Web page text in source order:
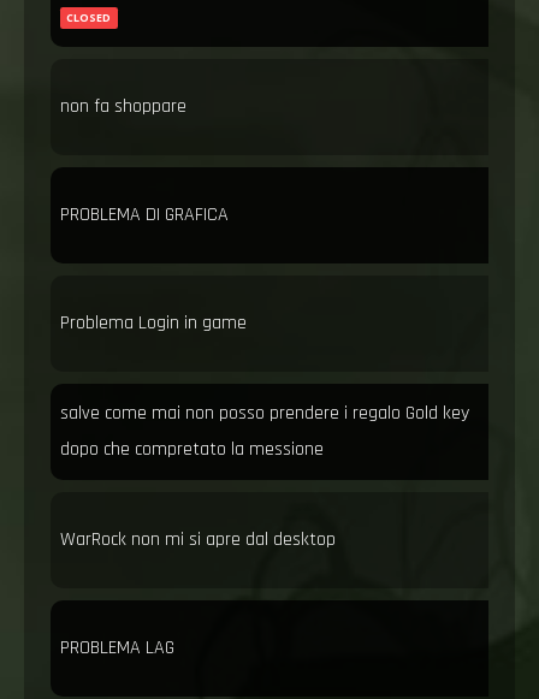
CLOSED
non fa shoppare
PROBLEMA DI GRAFICA
Problema Login in game
salve come mai non posso prendere i regalo Gold key
dopo che compretato la messione
WarRock non mi si apre dal desktop
PROBLEMA LAG